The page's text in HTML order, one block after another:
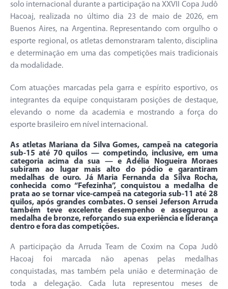
solo internacional durante a participação na XXVII Copa Judô
Hacoaj, realizada no último dia 23 de maio de 2026, em
Buenos Aires, na Argentina. Representando com orgulho o
esporte regional, os atletas demonstraram talento, disciplina
e determinação em uma das competições mais tradicionais
da modalidade.
Com atuações marcadas pela garra e espírito esportivo, os
integrantes da equipe conquistaram posições de destaque,
elevando o nome da academia e mostrando a força do
esporte brasileiro em nível internacional.
As atletas Mariana da Silva Gomes, campeã na categoria
sub-15 até 70 quilos — competindo, inclusive, em uma
categoria acima da sua — e Adélia Nogueira Moraes
subiram ao lugar mais alto do pódio e garantiram
medalhas de ouro. Já Maria Fernanda da Silva Rocha,
conhecida como “Fefezinha”, conquistou a medalha de
prata ao se tornar vice-campeã na categoria sub-11 até 28
quilos, após grandes combates. O sensei Jeferson Arruda
também teve excelente desempenho e assegurou a
medalha de bronze, reforçando sua experiência e liderança
dentro e fora das competições.
A participação da Arruda Team de Coxim na Copa Judô
Hacoaj foi marcada não apenas pelas medalhas
conquistadas, mas também pela união e determinação de
toda a delegação. Cada luta representou meses de